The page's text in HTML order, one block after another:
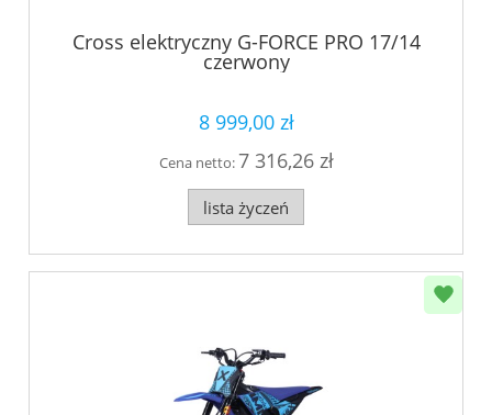
Cross elektryczny G-FORCE PRO 17/14
czerwony
8 999,00 zł
Cena netto:7 316,26 zł
lista życzeń